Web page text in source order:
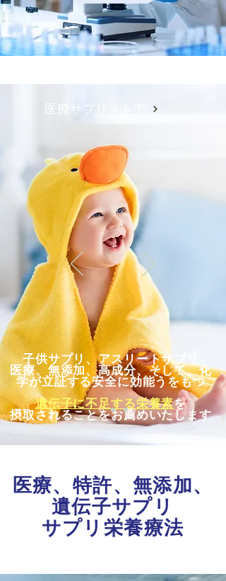
医療サプリストア
子供サプリ、アスリートサプリ
医療、無添加、高成分、そして、化
学が立証する安全に効能うをもつ
遺伝子に不足する栄養素を
摂取されることをお薦めいたします
医療、特許、無添加、​
遺伝子サプリ
サプリ栄養療法